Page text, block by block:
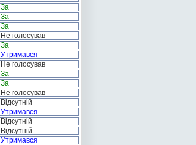
За
За
За
Не голосував
За
Утримався
Не голосував
За
За
Не голосував
Відсутній
Утримався
Відсутній
Відсутній
Утримався